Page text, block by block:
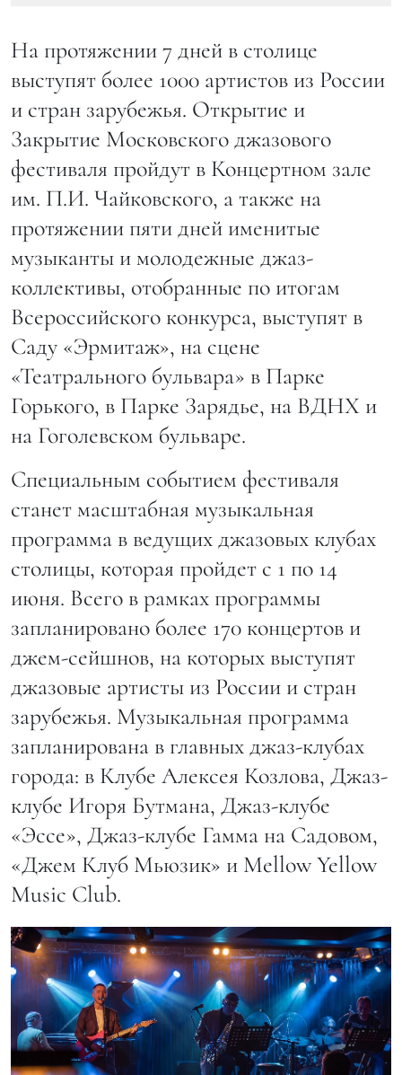
На протяжении 7 дней в столице
выступят более 1000 артистов из России
и стран зарубежья. Открытие и
Закрытие Московского джазового
фестиваля пройдут в Концертном зале
им. П.И. Чайковского, а также на
протяжении пяти дней именитые
музыканты и молодежные джаз-
коллективы, отобранные по итогам
Всероссийского конкурса, выступят в
Саду «Эрмитаж», на сцене
«Театрального бульвара» в Парке
Горького, в Парке Зарядье, на ВДНХ и
на Гоголевском бульваре.
Специальным событием фестиваля
станет масштабная музыкальная
программа в ведущих джазовых клубах
столицы, которая пройдет с 1 по 14
июня. Всего в рамках программы
запланировано более 170 концертов и
джем-сейшнов, на которых выступят
джазовые артисты из России и стран
зарубежья. Музыкальная программа
запланирована в главных джаз-клубах
города: в Клубе Алексея Козлова, Джаз-
клубе Игоря Бутмана, Джаз-клубе
«Эссе», Джаз-клубе Гамма на Садовом,
«Джем Клуб Мьюзик» и Mellow Yellow
Music Club.